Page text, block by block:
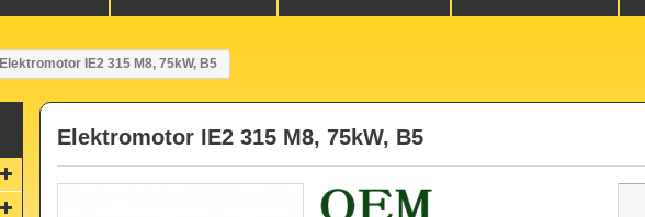
Elektromotor IE2 315 M8, 75kW, B5
Elektromotor IE2 315 M8, 75kW, B5